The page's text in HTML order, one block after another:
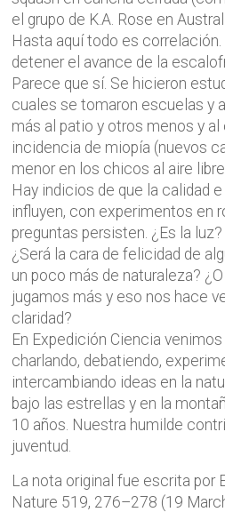
el grupo de K.A. Rose en
Hasta aquí todo es
detener el avance de la
Parece que sí. Se hicieron
cuales se tomaron escuelas y
más al patio y otros menos y al
incidencia de miopía (nuevos
menor en los chicos al aire libre.
Hay indicios de que la calidad
influyen, con experimentos en
preguntas persisten. ¿Es la
¿Será la cara de felicidad de
un poco más de naturaleza?
jugamos más y eso nos hace
claridad?
En Expedición Ciencia
charlando, debatiendo,
intercambiando ideas en la
bajo las estrellas y en la
10 años. Nuestra humilde
juventud.
La nota original fue escrita por
Nature 519, 276–278 (19